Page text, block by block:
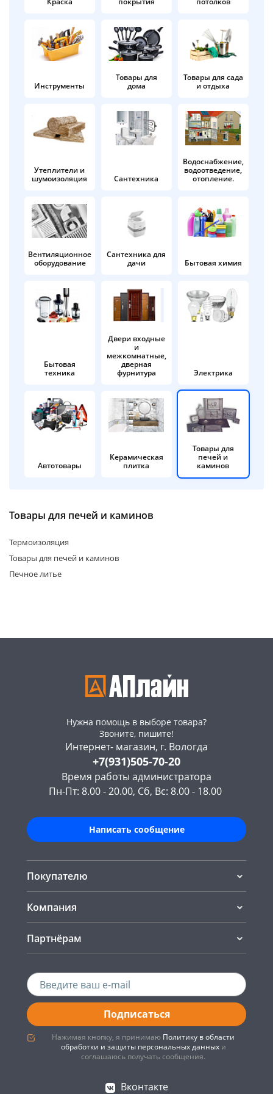
Инструменты
Товары для
дома
Товары для сада
и отдыха
Утеплители и
шумоизоляция
Сантехника
Водоснабжение,
водоотведение,
отопление.
Вентиляционное
оборудование
Сантехника для
дачи
Бытовая химия
Бытовая
техника
Двери входные
и
межкомнатные,
дверная
фурнитура
Электрика
Автотовары
Керамическая
плитка
Товары для
печей и
каминов
Товары для печей и каминов
Термоизоляция
Товары для печей и каминов
Печное литье
Нужна помощь в выборе товара?
Звоните, пишите!
Интернет- магазин, г. Вологда
+7(931)505-70-20
Время работы администратора
Пн-Пт: 8.00 - 20.00, Сб, Вс: 8.00 - 18.00
Написать сообщение
Покупателю
Компания
Партнёрам
Подписаться
Нажимая кнопку, я принимаю Политику в области
обработки и защиты персональных данныхи
соглашаюсь получать сообщения.
Вконтакте
в корзину
Оплачивайте сегодня только
25% картой любого банка
Получайте товар
выбранный способом
Оставшиеся
% будут
по25%каждые 2 недели
Подробнее
об оплате Плайтом
раз в 2
недели
раз в 2 недели
Остались вопросы?
8 800 302-02-51
plait.ru